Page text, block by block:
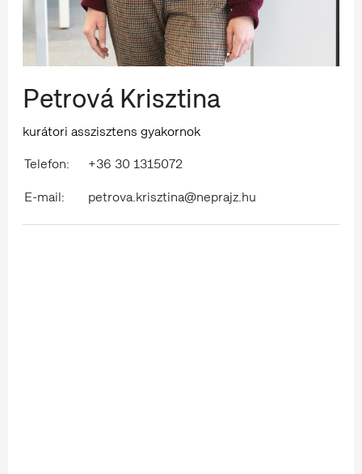
Petrová Krisztina
kurátori asszisztens gyakornok
Telefon:
+36 30 1315072
E-mail:
petrova.krisztina@neprajz.hu